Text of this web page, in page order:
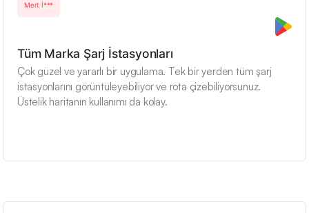
Mert İ***
Tüm Marka Şarj İstasyonları
Çok güzel ve yararlı bir uygulama. Tek bir yerden tüm şarj
istasyonlarını görüntüleyebiliyor ve rota çizebiliyorsunuz.
Üstelik haritanın kullanımı da kolay.